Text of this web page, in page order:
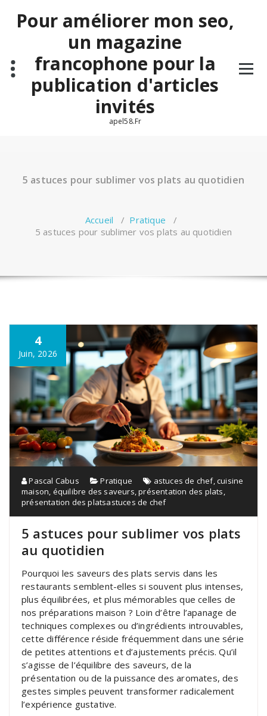
contenuPour améliorer mon seo,
un magazine
francophone pour la
publication d'articles
invités
apel58.Fr
5 astuces pour sublimer vos plats au quotidien
Accueil / Pratique /
5 astuces pour sublimer vos plats au quotidien
4
Juin, 2026
Pascal Cabus Pratique astuces de chef,cuisine
maison, équilibre des saveurs,présentation des plats,
présentation des platsastuces de chef
5 astuces pour sublimer vos plats
au quotidien
Pourquoi les saveurs des plats servis dans les
restaurants semblent-elles si souvent plus intenses,
plus équilibrées, et plus mémorables que celles de
nos préparations maison ? Loin d’être l’apanage de
techniques complexes ou d’ingrédients introuvables,
cette différence réside fréquemment dans une série
de petites attentions et d’ajustements précis. Qu’il
s’agisse de l’équilibre des saveurs, de la
présentation ou de la puissance des aromates, des
gestes simples peuvent transformer radicalement
l’expérience gustative.